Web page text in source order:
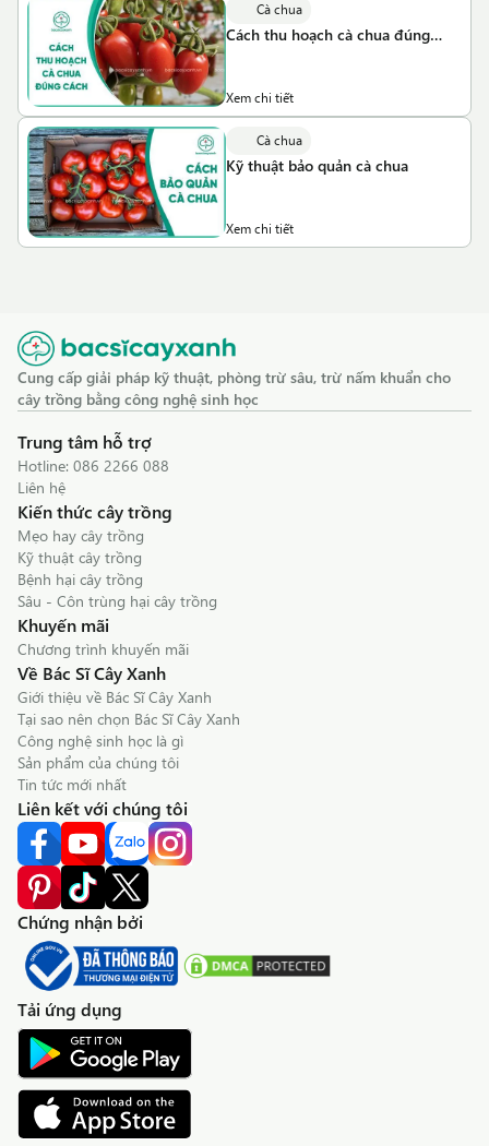
Cà chua
Cách thu hoạch cà chua đúng
Xem chi tiết
Cà chua
Kỹ thuật bảo quản cà chua
Xem chi tiết
Cung cấp giải pháp kỹ thuật, phòng trừ sâu, trừ nấm khuẩn cho
cây trồng bằng công nghệ sinh học
Trung tâm hỗ trợ
Hotline: 086 2266 088
Liên hệ
Kiến thức cây trồng
Mẹo hay cây trồng
Kỹ thuật cây trồng
Bệnh hại cây trồng
Sâu - Côn trùng hại cây trồng
Khuyến mãi
Chương trình khuyến mãi
Về Bác Sĩ Cây Xanh
Giới thiệu về Bác Sĩ Cây Xanh
Tại sao nên chọn Bác Sĩ Cây Xanh
Công nghệ sinh học là gì
Sản phẩm của chúng tôi
Tin tức mới nhất
Liên kết với chúng tôi
Chứng nhận bởi
Tải ứng dụng